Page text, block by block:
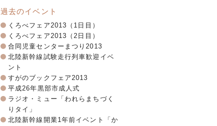
過去のイベント
くろべフェア2013（1日目）
くろべフェア2013（2日目）
合同児童センターまつり2013
北陸新幹線試験走行列車歓迎イベ
ント
すがのブックフェア2013
平成26年黒部市成人式
ラジオ・ミュー「われらまちづく
りタイ」
北陸新幹線開業1年前イベント「か